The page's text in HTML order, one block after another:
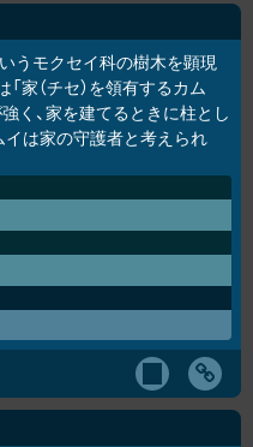
うモクセイ科の樹木を顕現
「家（チセ）を領有するカム
く、家を建てるときに柱とし
イは家の守護者と考えられ